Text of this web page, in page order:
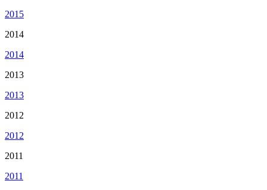
2015
2014
2014
2013
2013
2012
2012
2011
2011